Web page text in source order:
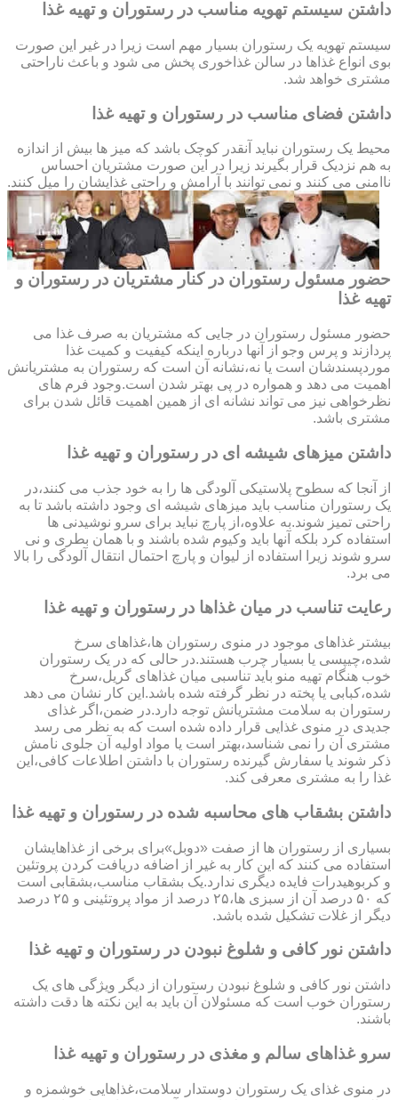
داشتن سیستم تهویه مناسب در رستوران و تهیه غذا
سیستم تهویه یک رستوران بسیار مهم است زیرا در غیر این صورت
بوی انواع غذاها در سالن غذاخوری پخش می شود و باعث ناراحتی
مشتری خواهد شد.
داشتن فضای مناسب در رستوران و تهیه غذا
محیط یک رستوران نباید آنقدر کوچک باشد که میز ها بیش از اندازه
به هم نزدیک قرار بگیرند زیرا در این صورت مشتریان احساس
ناامنی می کنند و نمی توانند با آرامش و راحتی غذایشان را میل کنند.
حضور مسئول رستوران در کنار مشتریان در رستوران و
تهیه غذا
حضور مسئول رستوران در جایی که مشتریان به صرف غذا می
پردازند و پرس وجو از آنها درباره اینکه کیفیت و کمیت غذا
موردپسندشان است یا نه،نشانه آن است که رستوران به مشتریانش
اهمیت می دهد و همواره در پی بهتر شدن است.وجود فرم های
نظرخواهی نیز می تواند نشانه ای از همین اهمیت قائل شدن برای
مشتری باشد.
داشتن میزهای شیشه ای در رستوران و تهیه غذا
از آنجا که سطوح پلاستیکی آلودگی ها را به خود جذب می کنند،در
یک رستوران مناسب باید میزهای شیشه ای وجود داشته باشد تا به
راحتی تمیز شوند.به علاوه،از پارچ نباید برای سرو نوشیدنی ها
استفاده کرد بلکه آنها باید وکیوم شده باشند و با همان بطری و نی
سرو شوند زیرا استفاده از لیوان و پارچ احتمال انتقال آلودگی را بالا
می برد.
رعایت تناسب در میان غذاها در رستوران و تهیه غذا
بیشتر غذاهای موجود در منوی رستوران ها،غذاهای سرخ
شده،چیپسی یا بسیار چرب هستند.در حالی که در یک رستوران
خوب هنگام تهیه منو باید تناسبی میان غذاهای گریل،سرخ
شده،کبابی یا پخته در نظر گرفته شده باشد.این کار نشان می دهد
رستوران به سلامت مشتریانش توجه دارد.در ضمن،اگر غذای
جدیدی در منوی غذایی قرار داده شده است که به نظر می رسد
مشتری آن را نمی شناسد،بهتر است یا مواد اولیه آن جلوی نامش
ذکر شوند یا سفارش گیرنده رستوران با داشتن اطلاعات کافی،این
غذا را به مشتری معرفی کند.
داشتن بشقاب های محاسبه شده در رستوران و تهیه غذا
بسیاری از رستوران ها از صفت «دوبل»برای برخی از غذاهایشان
استفاده می کنند که این کار به غیر از اضافه دریافت کردن پروتئین
و کربوهیدرات فایده دیگری ندارد.یک بشقاب مناسب،بشقابی است
که ۵۰ درصد آن از سبزی ها،۲۵ درصد از مواد پروتئینی و ۲۵ درصد
دیگر از غلات تشکیل شده باشد.
داشتن نور کافی و شلوغ نبودن در رستوران و تهیه غذا
داشتن نور کافی و شلوغ نبودن رستوران از دیگر ویژگی های یک
رستوران خوب است که مسئولان آن باید به این نکته ها دقت داشته
باشند.
سرو غذاهای سالم و مغذی در رستوران و تهیه غذا
در منوی غذای یک رستوران دوستدار سلامت،غذاهایی خوشمزه و